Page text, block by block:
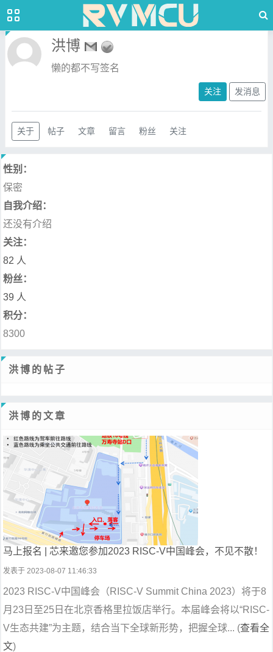
洪博
懒的都不写签名
关注 发消息
关于 帖子 文章 留言 粉丝 关注
性别：
保密
自我介绍：
还没有介绍
关注：
82 人
粉丝：
39 人
积分：
8300
洪博的帖子
洪博的文章
马上报名 | 芯来邀您参加2023 RISC-V中国峰会，不见不散！
发表于 2023-08-07 11:46:33
2023 RISC-V中国峰会（RISC-V Summit China 2023）将于8
月23日至25日在北京香格里拉饭店举行。本届峰会将以“RISC-
V生态共建”为主题，结合当下全球新形势，把握全球... (查看全
文)